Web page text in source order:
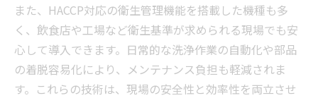
また、HACCP対応の衛生管理機能を搭載した機種も多
く、飲食店や工場など衛生基準が求められる現場でも安
心して導入できます。日常的な洗浄作業の自動化や部品
の着脱容易化により、メンテナンス負担も軽減されま
す。これらの技術は、現場の安全性と効率性を両立させ